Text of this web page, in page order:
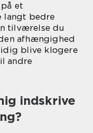
et
langt bedre
tilværelse du
afhængighed
blive klogere
andre
indskrive